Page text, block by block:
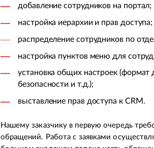
добавление сотрудников на портал;
настройка иерархии и прав доступа;
распределение сотрудников по
настройка пунктов меню для
установка общих настроек (формат
безопасности и т.д.);
выставление прав доступа к CRM.
Нашему заказчику в первую очередь
обращений. Работа с заявками